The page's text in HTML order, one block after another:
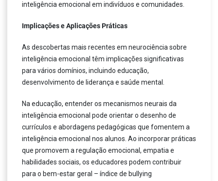
inteligência emocional em indivíduos e comunidades.
Implicações e Aplicações Práticas
As descobertas mais recentes em neurociência sobre
inteligência emocional têm implicações significativas
para vários domínios, incluindo educação,
desenvolvimento de liderança e saúde mental.
Na educação, entender os mecanismos neurais da
inteligência emocional pode orientar o desenho de
currículos e abordagens pedagógicas que fomentem a
inteligência emocional nos alunos. Ao incorporar práticas
que promovem a regulação emocional, empatia e
habilidades sociais, os educadores podem contribuir
para o bem-estar geral – índice de bullying